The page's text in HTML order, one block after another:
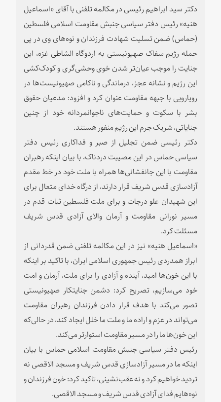
دکتر سید ابراهیم رئیسی در مکالمه تلفنی با آقای «اسماعیل
هنیه» رئیس دفتر سیاسی جنبش مقاومت اسلامی فلسطین
(حماس) ضمن تسلیت شهادت فرزندان و نوه‌های وی در پی
حمله رژیم سفاک صهیونیستی به اردوگاه الشاطی غزه، این
جنایت را موجب عیان‌تر شدن خوی وحشی‌گری و کودک‌کشی
این رژیم و نشانه عجز، درماندگی و ناکامی صهیونیست‌ها در
رویارویی با جبهه مقاومت عنوان کرد و افزود: مدعیان حقوق
بشر با سکوت و حمایت‌های ناجوانمردانه خود از چنین
جنایاتی، شریک جرم این رژیم منفور هستند.
دکتر رئیسی ضمن تجلیل از صبر و فداکاری رئیس دفتر
سیاسی حماس در این مصیبت دردناک، با بیان اینکه رهبران
مقاومت با این جانفشانی‌ها همراه با ملت خود در خط مقدم
آزادسازی قدس شریف قرار دارند، از درگاه خدای متعال برای
این شهیدان علو درجات و برای ملت فلسطین ثبات قدم در
مسیر نورانی مقاومت و آرمان والای آزادی قدس شریف
مسئلت کرد.
«اسماعیل هنیه» نیز در این مکالمه تلفنی ضمن قدردانی از
ابراز همدردی رئیس جمهوری اسلامی ایران، با تاکید بر اینکه
با این خون‌ها امید، آینده و آزادی را برای ملت، آرمان و امت
خود می‌سازیم، تصریح کرد: دشمن جنایتکار صهیونیستی
تصور می‌کند با هدف قرار دادن فرزندان رهبران مقاومت
می‌تواند در عزم و اراده ما و ملت ما خلل ایجاد کند، در حالی‌که
این خون‌ها ما را در مسیر مقاومت استوارتر می‌کند.
رئیس دفتر سیاسی جنبش مقاومت اسلامی حماس با بیان
اینکه ما در مسیر آزادسازی قدس شریف و مسجد الاقصی نه
تردید خواهیم کرد و نه عقب‌نشینی، تاکید کرد: خون فرزندان و
نوه‌هایم فدای آزادی قدس شریف و مسجد الاقصی.